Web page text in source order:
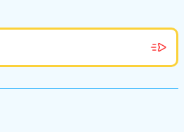
görüntülenemiyor.